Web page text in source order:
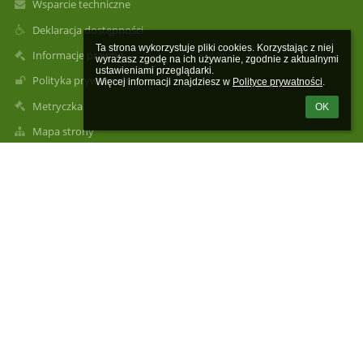
Ta strona wykorzystuje pliki cookies. Korzystając z niej
wyrażasz zgodę na ich używanie, zgodnie z aktualnymi
ustawieniami przeglądarki.
Więcej informacji znajdziesz w Polityce prywatności.
OK
Wsparcie techniczne
Deklaracja dostępności
Informacje prawne
Polityka prywatności
Metryczka
Mapa strony